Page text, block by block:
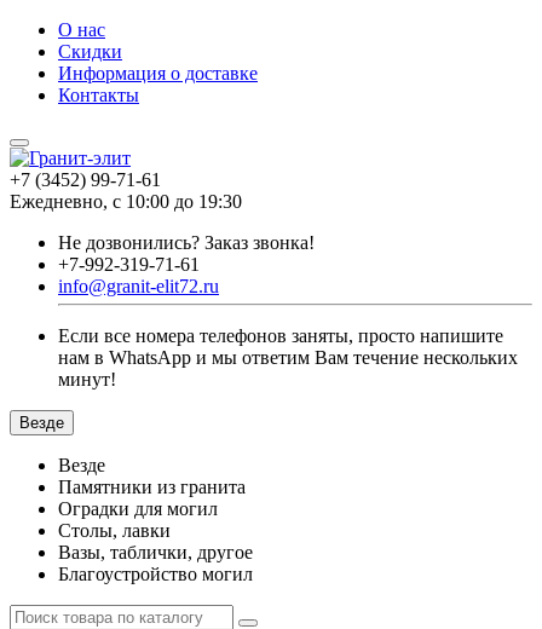
О нас
Скидки
Информация о доставке
Контакты
+7 (3452) 99-71-61
Ежедневно, с 10:00 до 19:30
Не дозвонились? Заказ звонка!
+7-992-319-71-61
info@granit-elit72.ru
Если все номера телефонов заняты, просто напишите
нам в WhatsApp и мы ответим Вам течение нескольких
минут!
Везде
Везде
Памятники из гранита
Оградки для могил
Столы, лавки
Вазы, таблички, другое
Благоустройство могил